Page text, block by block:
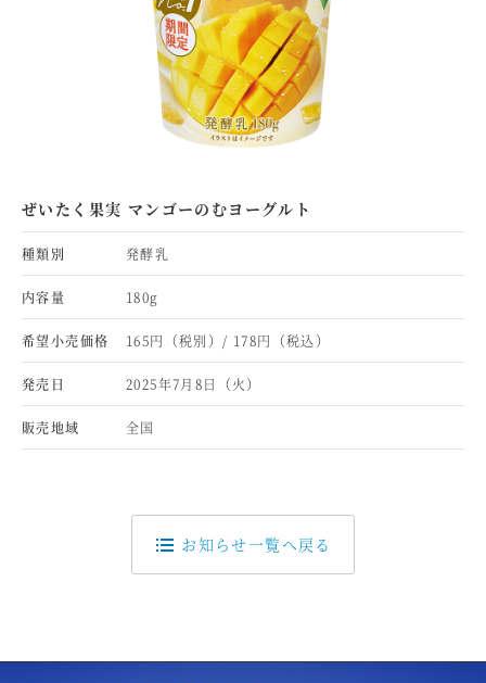
ぜいたく果実 マンゴーのむヨーグルト
種類別 発酵乳
内容量 180g
希望小売価格 165円（税別）/ 178円（税込）
発売日 2025年7月8日（火）
販売地域 全国
お知らせ一覧へ戻る